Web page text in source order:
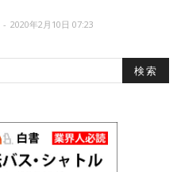
- 2020年2月10日 07:23